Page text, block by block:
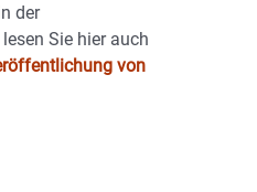
der
Sie hier auch
von